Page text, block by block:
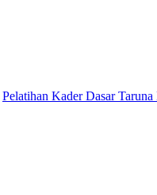
Pelatihan Kader Dasar Taruna